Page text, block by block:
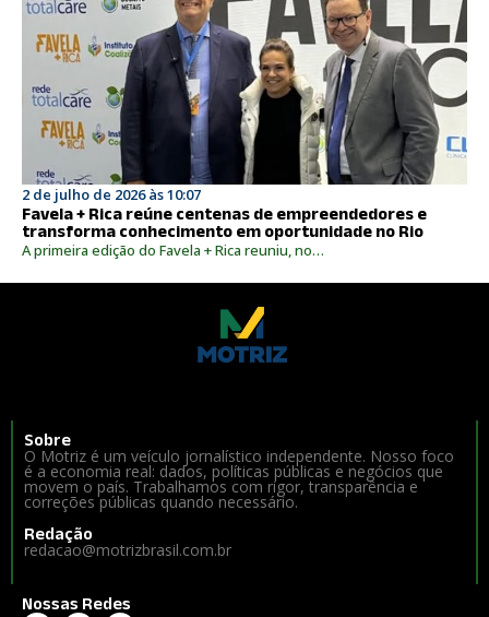
2 de julho de 2026 às 10:07
Favela + Rica reúne centenas de empreendedores e
transforma conhecimento em oportunidade no Rio
A primeira edição do Favela + Rica reuniu, no…
Sobre
O Motriz é um veículo jornalístico independente. Nosso foco
é a economia real: dados, políticas públicas e negócios que
movem o país. Trabalhamos com rigor, transparência e
correções públicas quando necessário.
Redação
redacao@motrizbrasil.com.br
Nossas Redes